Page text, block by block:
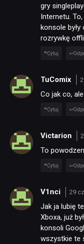
gry
Internetu.
konsole
rozrywkę
Cytuj
TuComix
Co jak co,
Cytuj
Victarion
To
Cytuj
V1nci 29
Jak ja lubię
Xboxa, już
konsoli
wszystkie te